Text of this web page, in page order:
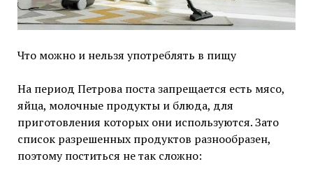
Что можно и нельзя употреблять в пищу
На период Петрова поста запрещается есть мясо,
яйца, молочные продукты и блюда, для
приготовления которых они используются. Зато
список разрешенных продуктов разнообразен,
поэтому поститься не так сложно: